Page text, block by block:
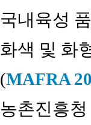
국내육성
화색 및 화
(MAFRA
농촌진흥청